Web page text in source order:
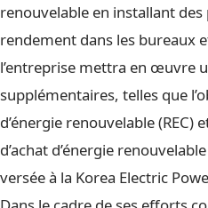
renouvelable en installant
rendement dans les bureaux
l’entreprise mettra en œuvre
supplémentaires, telles que
d’énergie renouvelable
d’achat d’énergie
versée à la Korea Electric